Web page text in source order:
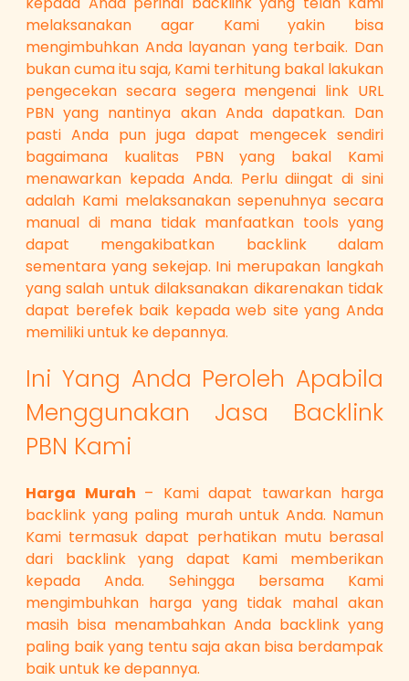
melaksanakan agar Kami yakin bisa
mengimbuhkan Anda layanan yang terbaik. Dan
bukan cuma itu saja, Kami terhitung bakal lakukan
pengecekan secara segera mengenai link URL
PBN yang nantinya akan Anda dapatkan. Dan
pasti Anda pun juga dapat mengecek sendiri
bagaimana kualitas PBN yang bakal Kami
menawarkan kepada Anda. Perlu diingat di sini
adalah Kami melaksanakan sepenuhnya secara
manual di mana tidak manfaatkan tools yang
dapat mengakibatkan backlink dalam
sementara yang sekejap. Ini merupakan langkah
yang salah untuk dilaksanakan dikarenakan tidak
dapat berefek baik kepada web site yang Anda
memiliki untuk ke depannya.
Ini Yang Anda Peroleh Apabila
Menggunakan Jasa Backlink
PBN Kami
Harga Murah – Kami dapat tawarkan harga
backlink yang paling murah untuk Anda. Namun
Kami termasuk dapat perhatikan mutu berasal
dari backlink yang dapat Kami memberikan
kepada Anda. Sehingga bersama Kami
mengimbuhkan harga yang tidak mahal akan
masih bisa menambahkan Anda backlink yang
paling baik yang tentu saja akan bisa berdampak
baik untuk ke depannya.